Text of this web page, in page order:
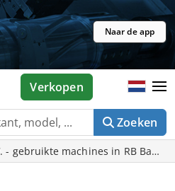
Naar de app
Zoeken
Verkopen
- gebruikte machines in RB